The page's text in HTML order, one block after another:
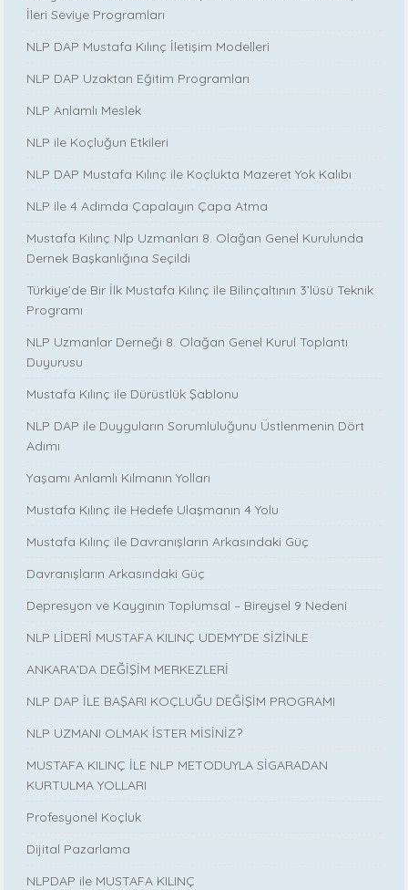
İleri Seviye Programları
NLP DAP Mustafa Kılınç İletişim Modelleri
NLP DAP Uzaktan Eğitim Programları
NLP Anlamlı Meslek
NLP ile Koçluğun Etkileri
NLP DAP Mustafa Kılınç ile Koçlukta Mazeret Yok Kalıbı
NLP ile 4 Adımda Çapalayın Çapa Atma
Mustafa Kılınç Nlp Uzmanları 8. Olağan Genel Kurulunda
Dernek Başkanlığına Seçildi
Türkiye’de Bir İlk Mustafa Kılınç ile Bilinçaltının 3’lüsü Teknik
Programı
NLP Uzmanlar Derneği 8. Olağan Genel Kurul Toplantı
Duyurusu
Mustafa Kılınç ile Dürüstlük Şablonu
NLP DAP ile Duyguların Sorumluluğunu Üstlenmenin Dört
Adımı
Yaşamı Anlamlı Kılmanın Yolları
Mustafa Kılınç ile Hedefe Ulaşmanın 4 Yolu
Mustafa Kılınç ile Davranışların Arkasındaki Güç
Davranışların Arkasındaki Güç
Depresyon ve Kaygının Toplumsal – Bireysel 9 Nedeni
NLP LİDERİ MUSTAFA KILINÇ UDEMY'DE SİZİNLE
ANKARA’DA DEĞİŞİM MERKEZLERİ
NLP DAP İLE BAŞARI KOÇLUĞU DEĞİŞİM PROGRAMI
NLP UZMANI OLMAK İSTER MİSİNİZ?
MUSTAFA KILINÇ İLE NLP METODUYLA SİGARADAN
KURTULMA YOLLARI
Profesyonel Koçluk
Dijital Pazarlama
NLPDAP ile MUSTAFA KILINÇ